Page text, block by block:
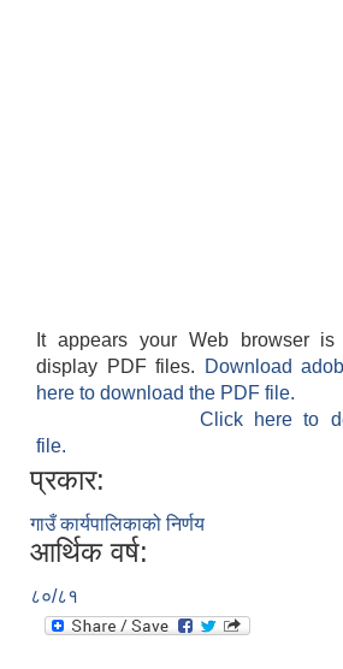
It appears your Web browser
display PDF files.
Download
here to download the PDF file.
Click here to
file.
प्रकार:
गाउँ कार्यपालिकाको निर्णय
आर्थिक वर्ष:
८०/८१